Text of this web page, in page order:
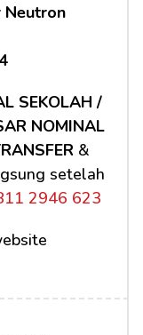
Neutron
SEKOLAH /
NOMINAL
setelah
2946 623